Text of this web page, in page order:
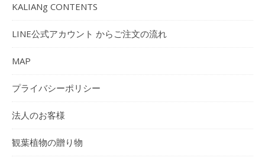
KALIANg CONTENTS
LINE公式アカウント からご注文の流れ
MAP
プライバシーポリシー
法人のお客様
観葉植物の贈り物